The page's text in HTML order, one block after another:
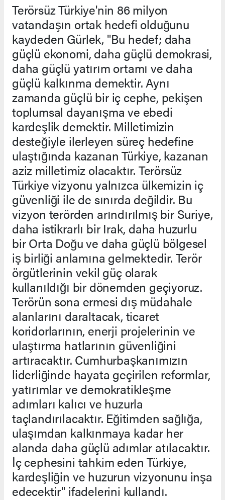
Terörsüz Türkiye'nin 86 milyon
vatandaşın ortak hedefi olduğunu
kaydeden Gürlek, "Bu hedef; daha
güçlü ekonomi, daha güçlü demokrasi,
daha güçlü yatırım ortamı ve daha
güçlü kalkınma demektir. Aynı
zamanda güçlü bir iç cephe, pekişen
toplumsal dayanışma ve ebedi
kardeşlik demektir. Milletimizin
desteğiyle ilerleyen süreç hedefine
ulaştığında kazanan Türkiye, kazanan
aziz milletimiz olacaktır. Terörsüz
Türkiye vizyonu yalnızca ülkemizin iç
güvenliği ile de sınırda değildir. Bu
vizyon terörden arındırılmış bir Suriye,
daha istikrarlı bir Irak, daha huzurlu
bir Orta Doğu ve daha güçlü bölgesel
iş birliği anlamına gelmektedir. Terör
örgütlerinin vekil güç olarak
kullanıldığı bir dönemden geçiyoruz.
Terörün sona ermesi dış müdahale
alanlarını daraltacak, ticaret
koridorlarının, enerji projelerinin ve
ulaştırma hatlarının güvenliğini
artıracaktır. Cumhurbaşkanımızın
liderliğinde hayata geçirilen reformlar,
yatırımlar ve demokratikleşme
adımları kalıcı ve huzurla
taçlandırılacaktır. Eğitimden sağlığa,
ulaşımdan kalkınmaya kadar her
alanda daha güçlü adımlar atılacaktır.
İç cephesini tahkim eden Türkiye,
kardeşliğin ve huzurun vizyonunu inşa
edecektir" ifadelerini kullandı.